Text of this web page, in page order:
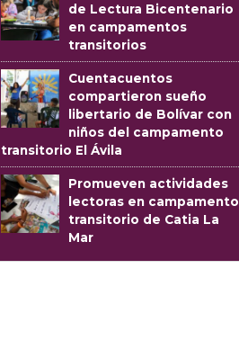
de Lectura Bicentenario
en campamentos
transitorios
Cuentacuentos
compartieron sueño
libertario de Bolívar con
niños del campamento
transitorio El Ávila
Promueven actividades
lectoras en campamento
transitorio de Catia La
Mar